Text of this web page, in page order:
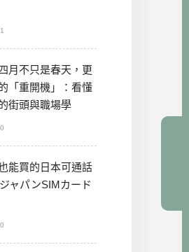
月不只是春天，更
「重開機」：看懂
街頭與職場學
能買的日本可通話
ャパンSIMカード